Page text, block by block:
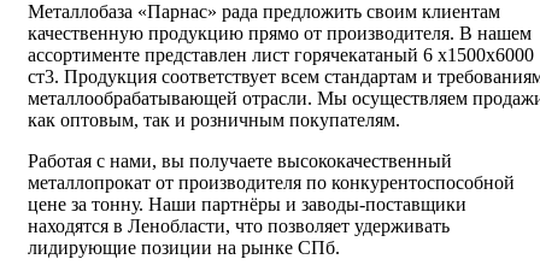
Металлобаза «Парнас» рада предложить своим клиентам
качественную продукцию прямо от производителя. В нашем
ассортименте представлен лист горячекатаный 6 х1500х6000
ст3. Продукция соответствует всем стандартам и
металлообрабатывающей отрасли. Мы осуществляем
как оптовым, так и розничным покупателям.
Работая с нами, вы получаете высококачественный
металлопрокат от производителя по конкурентоспособной
цене за тонну. Наши партнёры и заводы-поставщики
находятся в Ленобласти, что позволяет удерживать
лидирующие позиции на рынке СПб.